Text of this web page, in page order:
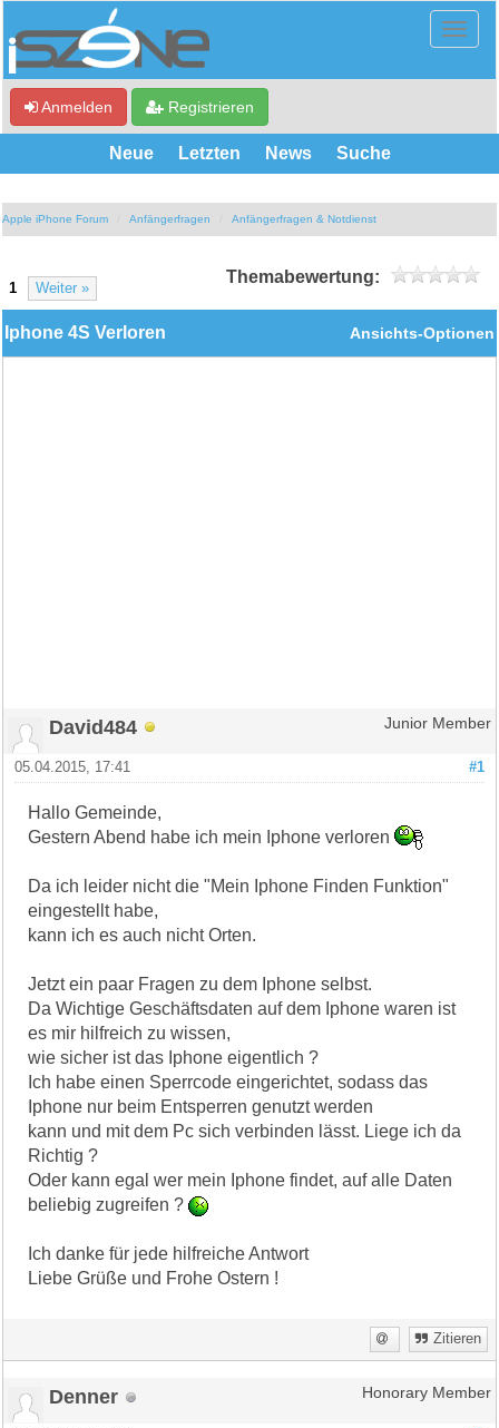
Anmelden Registrieren
Neue Letzten News Suche
Apple iPhone Forum Anfängerfragen Anfängerfragen & Notdienst
1 Weiter »
Themabewertung:
Ansichts-Optionen
Iphone 4S Verloren
David484 Junior Member
#1
05.04.2015, 17:41
Hallo Gemeinde,
Gestern Abend habe ich mein Iphone verloren
Da ich leider nicht die "Mein Iphone Finden Funktion"
eingestellt habe,
kann ich es auch nicht Orten.
Jetzt ein paar Fragen zu dem Iphone selbst.
Da Wichtige Geschäftsdaten auf dem Iphone waren ist
es mir hilfreich zu wissen,
wie sicher ist das Iphone eigentlich ?
Ich habe einen Sperrcode eingerichtet, sodass das
Iphone nur beim Entsperren genutzt werden
kann und mit dem Pc sich verbinden lässt. Liege ich da
Richtig ?
Oder kann egal wer mein Iphone findet, auf alle Daten
beliebig zugreifen ?
Ich danke für jede hilfreiche Antwort
Liebe Grüße und Frohe Ostern !
Zitieren
Denner Honorary Member